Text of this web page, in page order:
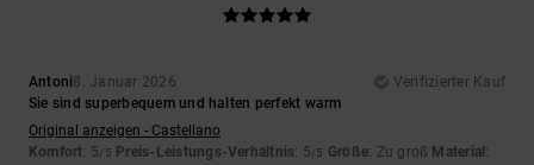
Antoni8. Januar 2026
Verifizierter Kauf
Sie sind superbequem und halten perfekt warm
Original anzeigen - Castellano
Komfort: 5/5 Preis-Leistungs-Verhältnis: 5/5 Größe: Zu groß Material :